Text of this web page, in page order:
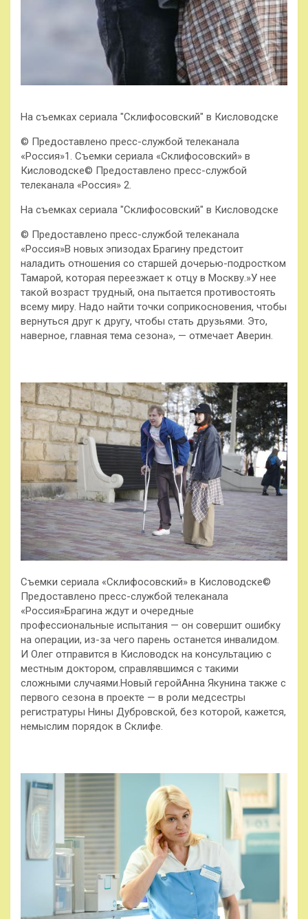
На съемках сериала "Склифосовский" в Кисловодске
© Предоставлено пресс-службой телеканала
«Россия»1. Съемки сериала «Склифосовский» в
Кисловодске© Предоставлено пресс-службой
телеканала «Россия» 2.
На съемках сериала "Склифосовский" в Кисловодске
© Предоставлено пресс-службой телеканала
«Россия»В новых эпизодах Брагину предстоит
наладить отношения со старшей дочерью-подростком
Тамарой, которая переезжает к отцу в Москву.»У нее
такой возраст трудный, она пытается противостоять
всему миру. Надо найти точки соприкосновения, чтобы
вернуться друг к другу, чтобы стать друзьями. Это,
наверное, главная тема сезона», — отмечает Аверин.
Съемки сериала «Склифосовский» в Кисловодске©
Предоставлено пресс-службой телеканала
«Россия»Брагина ждут и очередные
профессиональные испытания — он совершит ошибку
на операции, из-за чего парень останется инвалидом.
И Олег отправится в Кисловодск на консультацию с
местным доктором, справлявшимся с такими
сложными случаями.Новый геройАнна Якунина также с
первого сезона в проекте — в роли медсестры
регистратуры Нины Дубровской, без которой, кажется,
немыслим порядок в Склифе.